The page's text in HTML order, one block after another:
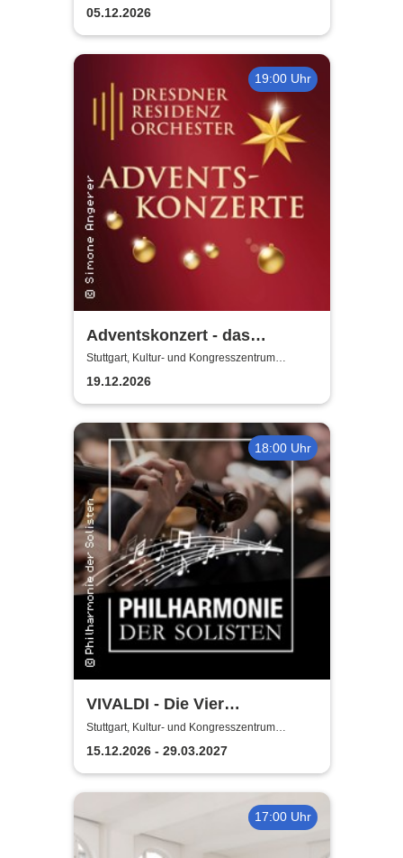
05.12.2026
19:00 Uhr
Adventskonzert - das
DRESDNER RESIDENZ
ORCHESTER zu Gast
Stuttgart, Kultur- und Kongresszentrum
Liederhalle Stuttgart
19.12.2026
18:00 Uhr
VIVALDI - Die Vier
Jahreszeiten | Philharmonie
der Solisten | Vladik Otaryan
Stuttgart, Kultur- und Kongresszentrum
Liederhalle Stuttgart
15.12.2026 - 29.03.2027
17:00 Uhr